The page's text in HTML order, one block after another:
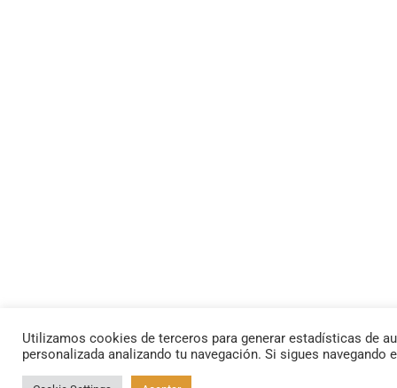
Utilizamos cookies de terceros para generar estadísticas de
personalizada analizando tu navegación. Si sigues navegando